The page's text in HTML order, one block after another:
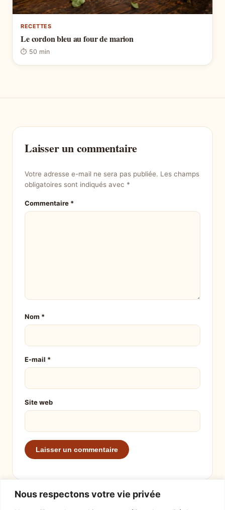
Nous respectons votre vie privée
RECETTES
Le cordon bleu au four de marion
⏱ 50 min
Laisser un commentaire
Votre adresse e-mail ne sera pas publiée. Les champs
obligatoires sont indiqués avec *
Commentaire *
Nom *
E-mail *
Site web